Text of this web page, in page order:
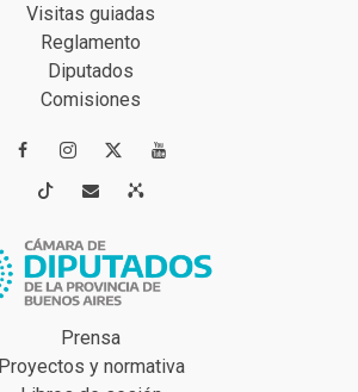
Visitas guiadas
Reglamento
Diputados
Comisiones
 
 
Prensa
Proyectos y normativa